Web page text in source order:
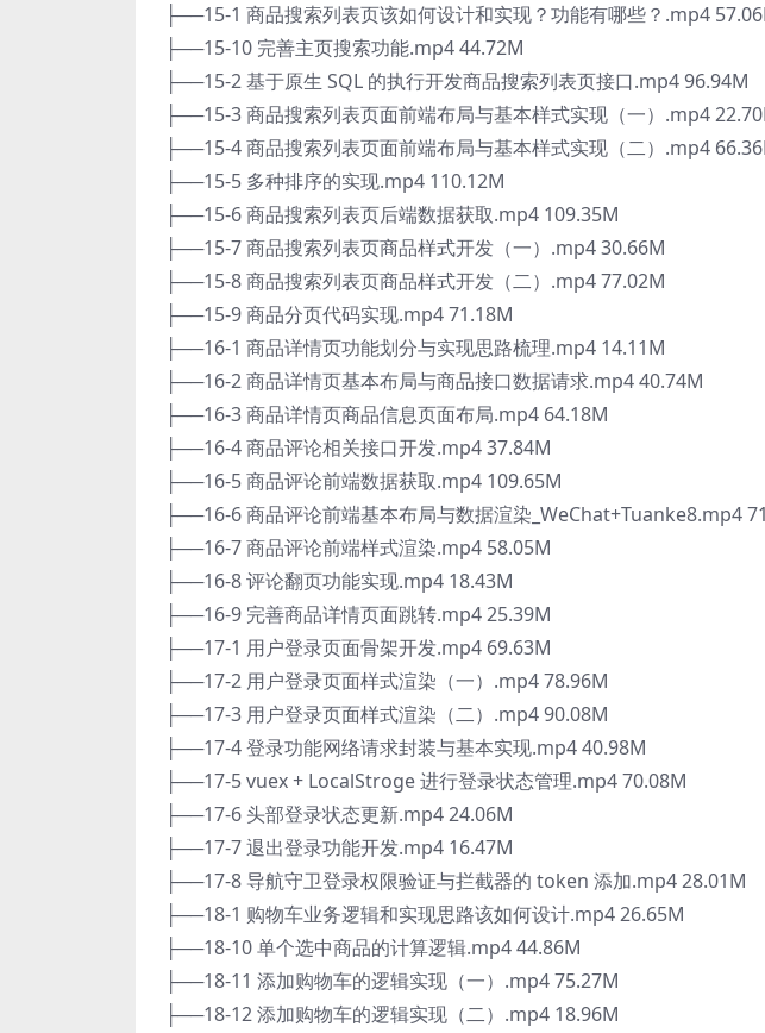
├──15-1 商品搜索列表页该如何设计和实现？功能有哪些？.mp4
├──15-10 完善主页搜索功能.mp4 44.72M
├──15-2 基于原生 SQL 的执行开发商品搜索列表页接口.mp4 96.94M
├──15-3 商品搜索列表页面前端布局与基本样式实现（一）.mp4
├──15-4 商品搜索列表页面前端布局与基本样式实现（二）.mp4
├──15-5 多种排序的实现.mp4 110.12M
├──15-6 商品搜索列表页后端数据获取.mp4 109.35M
├──15-7 商品搜索列表页商品样式开发（一）.mp4 30.66M
├──15-8 商品搜索列表页商品样式开发（二）.mp4 77.02M
├──15-9 商品分页代码实现.mp4 71.18M
├──16-1 商品详情页功能划分与实现思路梳理.mp4 14.11M
├──16-2 商品详情页基本布局与商品接口数据请求.mp4 40.74M
├──16-3 商品详情页商品信息页面布局.mp4 64.18M
├──16-4 商品评论相关接口开发.mp4 37.84M
├──16-5 商品评论前端数据获取.mp4 109.65M
├──16-6 商品评论前端基本布局与数据渲染_WeChat+Tuanke8.mp4
├──16-7 商品评论前端样式渲染.mp4 58.05M
├──16-8 评论翻页功能实现.mp4 18.43M
├──16-9 完善商品详情页面跳转.mp4 25.39M
├──17-1 用户登录页面骨架开发.mp4 69.63M
├──17-2 用户登录页面样式渲染（一）.mp4 78.96M
├──17-3 用户登录页面样式渲染（二）.mp4 90.08M
├──17-4 登录功能网络请求封装与基本实现.mp4 40.98M
├──17-5 vuex + LocalStroge 进行登录状态管理.mp4 70.08M
├──17-6 头部登录状态更新.mp4 24.06M
├──17-7 退出登录功能开发.mp4 16.47M
├──17-8 导航守卫登录权限验证与拦截器的 token 添加.mp4 28.01M
├──18-1 购物车业务逻辑和实现思路该如何设计.mp4 26.65M
├──18-10 单个选中商品的计算逻辑.mp4 44.86M
├──18-11 添加购物车的逻辑实现（一）.mp4 75.27M
├──18-12 添加购物车的逻辑实现（二）.mp4 18.96M